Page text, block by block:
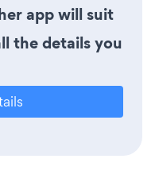
app will suit
the details you